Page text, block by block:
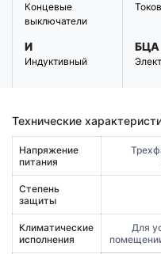
Концевые
выключатели
И
Индуктивный
БЦА
Технические
Напряжение
питания
Степень
защиты
Климатические
исполнения
Для